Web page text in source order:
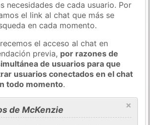
necesidades de cada usuario. Por
el link al chat que más se
en cada momento.
el acceso al chat en
previa, por razones de
de usuarios para que
usuarios conectados en el chat
todo momento.
×
de McKenzie